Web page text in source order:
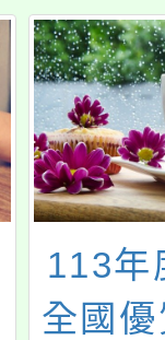
113年
全國